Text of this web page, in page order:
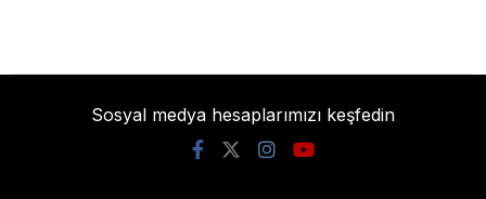
Sosyal medya hesaplarımızı keşfedin